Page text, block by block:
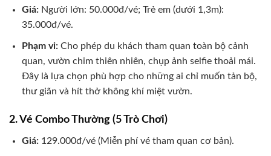
Giá:Người lớn: 50.000đ/vé; Trẻ em (dưới 1,3m):
35.000đ/vé.
Phạm vi:Cho phép du khách tham quan toàn bộ cảnh
quan, vườn chim thiên nhiên, chụp ảnh selfie thoải mái.
Đây là lựa chọn phù hợp cho những ai chỉ muốn tản bộ,
thư giãn và hít thở không khí miệt vườn.
2. Vé Combo Thường (5 Trò Chơi)
Giá:129.000đ/vé (Miễn phí vé tham quan cơ bản).